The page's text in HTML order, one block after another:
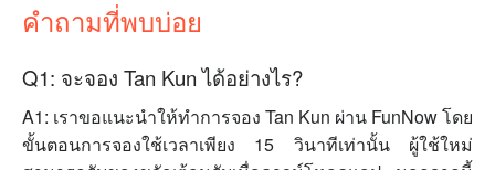
คำถามที่พบบ่อย
Q1: จะจอง Tan Kun ได้อย่างไร?
A1: เราขอแนะนำให้ทำการจอง Tan Kun ผ่าน FunNow โดย
ขั้นตอนการจองใช้เวลาเพียง 15 วินาทีเท่านั้น ผู้ใช้ใหม่